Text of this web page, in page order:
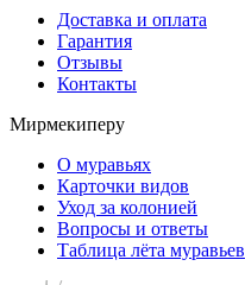
Доставка и оплата
Гарантия
Отзывы
Контакты
Мирмекиперу
О муравьях
Карточки видов
Уход за колонией
Вопросы и ответы
Таблица лёта муравьев